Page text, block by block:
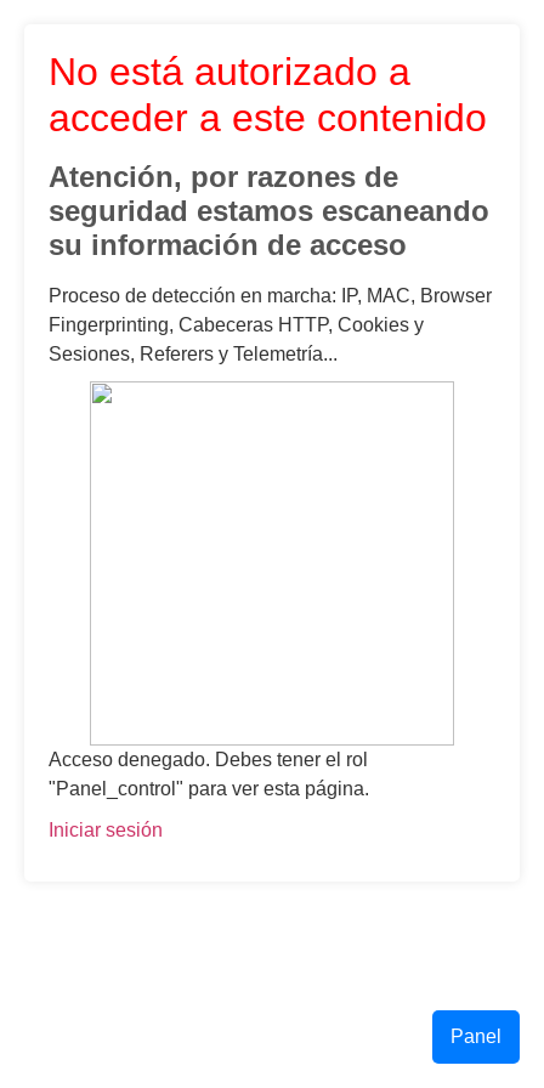
Panel
No está autorizado a
acceder a este contenido
Atención, por razones de
seguridad estamos escaneando
su información de acceso
Proceso de detección en marcha: IP, MAC, Browser
Fingerprinting, Cabeceras HTTP, Cookies y
Sesiones, Referers y Telemetría...
Acceso denegado. Debes tener el rol
"Panel_control" para ver esta página.
Iniciar sesión